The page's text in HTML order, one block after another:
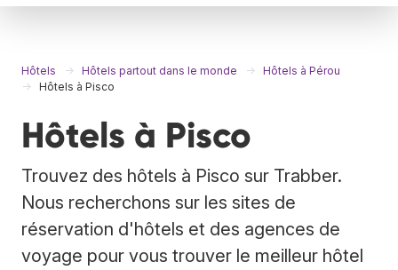
Hôtels Hôtels partout dans le monde
Hôtels à Pérou
Hôtels à Pisco
Hôtels à Pisco
Trouvez des hôtels à Pisco sur Trabber.
Nous recherchons sur les sites de
réservation d'hôtels et des agences de
voyage pour vous trouver le meilleur hôtel